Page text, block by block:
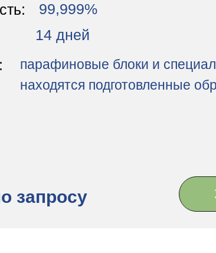
запросу
99,999%
парафиновые блоки и
находятся подготовленные
14 дней